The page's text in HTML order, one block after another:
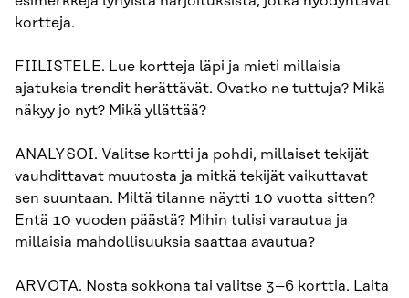
kortteja.
FIILISTELE. Lue kortteja läpi ja mieti millaisia
ajatuksia trendit herättävät. Ovatko ne tuttuja? Mikä
näkyy jo nyt? Mikä yllättää?
ANALYSOI. Valitse kortti ja pohdi, millaiset tekijät
vauhdittavat muutosta ja mitkä tekijät vaikuttavat
sen suuntaan. Miltä tilanne näytti 10 vuotta sitten?
Entä 10 vuoden päästä? Mihin tulisi varautua ja
millaisia mahdollisuuksia saattaa avautua?
ARVOTA. Nosta sokkona tai valitse 3–6 korttia. Laita